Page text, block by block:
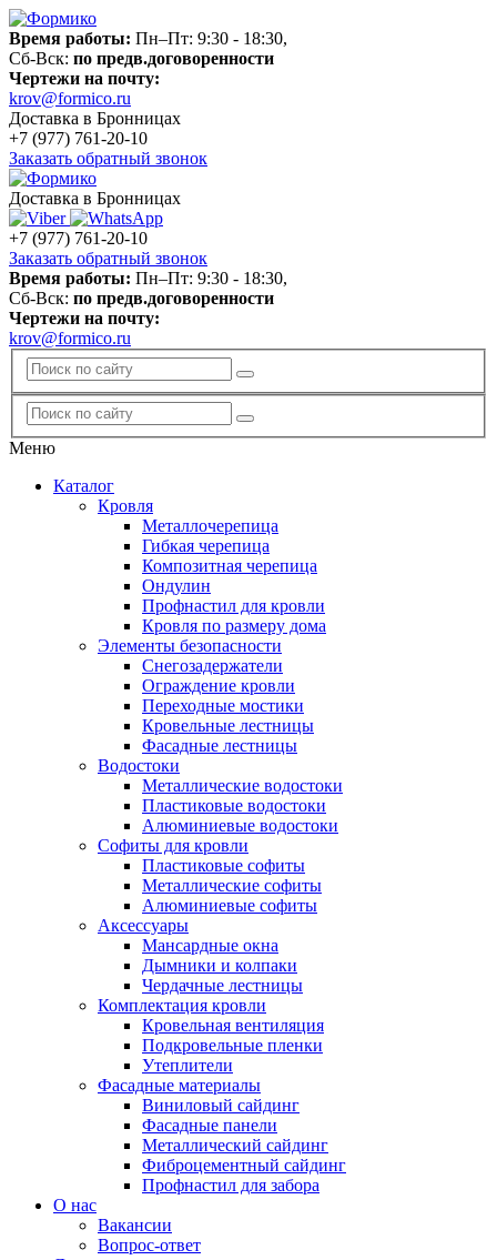
Время работы: Пн–Пт: 9:30 - 18:30,
Сб-Вск: по предв.договоренности
Чертежи на почту:
krov@formico.ru
Доставка в Бронницах
+7 (977) 761-20-10
Заказать обратный звонок
Доставка в Бронницах
+7 (977) 761-20-10
Заказать обратный звонок
Время работы: Пн–Пт: 9:30 - 18:30,
Сб-Вск: по предв.договоренности
Чертежи на почту:
krov@formico.ru
Меню
Каталог
Кровля
Металлочерепица
Гибкая черепица
Композитная черепица
Ондулин
Профнастил для кровли
Кровля по размеру дома
Элементы безопасности
Снегозадержатели
Ограждение кровли
Переходные мостики
Кровельные лестницы
Фасадные лестницы
Водостоки
Металлические водостоки
Пластиковые водостоки
Алюминиевые водостоки
Софиты для кровли
Пластиковые софиты
Металлические софиты
Алюминиевые софиты
Аксессуары
Мансардные окна
Дымники и колпаки
Чердачные лестницы
Комплектация кровли
Кровельная вентиляция
Подкровельные пленки
Утеплители
Фасадные материалы
Виниловый сайдинг
Фасадные панели
Металлический сайдинг
Фиброцементный сайдинг
Профнастил для забора
О нас
Вакансии
Вопрос-ответ